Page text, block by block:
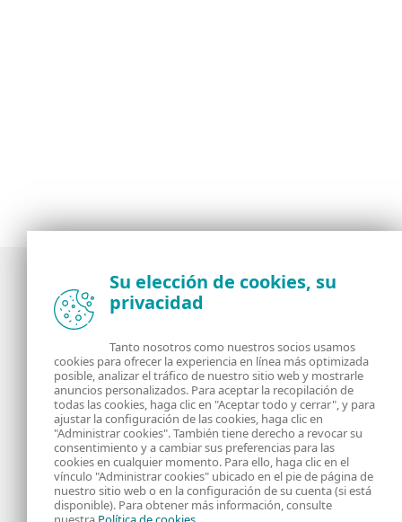
Noticias, opiniones y análisis de la comunidad de
seguridad de ESET
Acerca de RSS Feed
Contáctanos Dirección
Información Legal Política de Cookies
Política de privacidad
Su elección de cookies, su
privacidad
Tanto nosotros como nuestros socios usamos
cookies para ofrecer la experiencia en línea más optimizada
posible, analizar el tráfico de nuestro sitio web y mostrarle
anuncios personalizados. Para aceptar la recopilación de
todas las cookies, haga clic en "Aceptar todo y cerrar", y para
ajustar la configuración de las cookies, haga clic en
"Administrar cookies". También tiene derecho a revocar su
consentimiento y a cambiar sus preferencias para las
cookies en cualquier momento. Para ello, haga clic en el
vínculo "Administrar cookies" ubicado en el pie de página de
nuestro sitio web o en la configuración de su cuenta (si está
disponible). Para obtener más información, consulte